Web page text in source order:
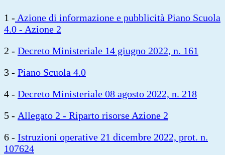
1 - Azione di informazione e pubblicità Piano Scuola
4.0 - Azione 2
2 - Decreto Ministeriale 14 giugno 2022, n. 161
3 - Piano Scuola 4.0
4 - Decreto Ministeriale 08 agosto 2022, n. 218
5 - Allegato 2 - Riparto risorse Azione 2
6 - Istruzioni operative 21 dicembre 2022, prot. n.
107624